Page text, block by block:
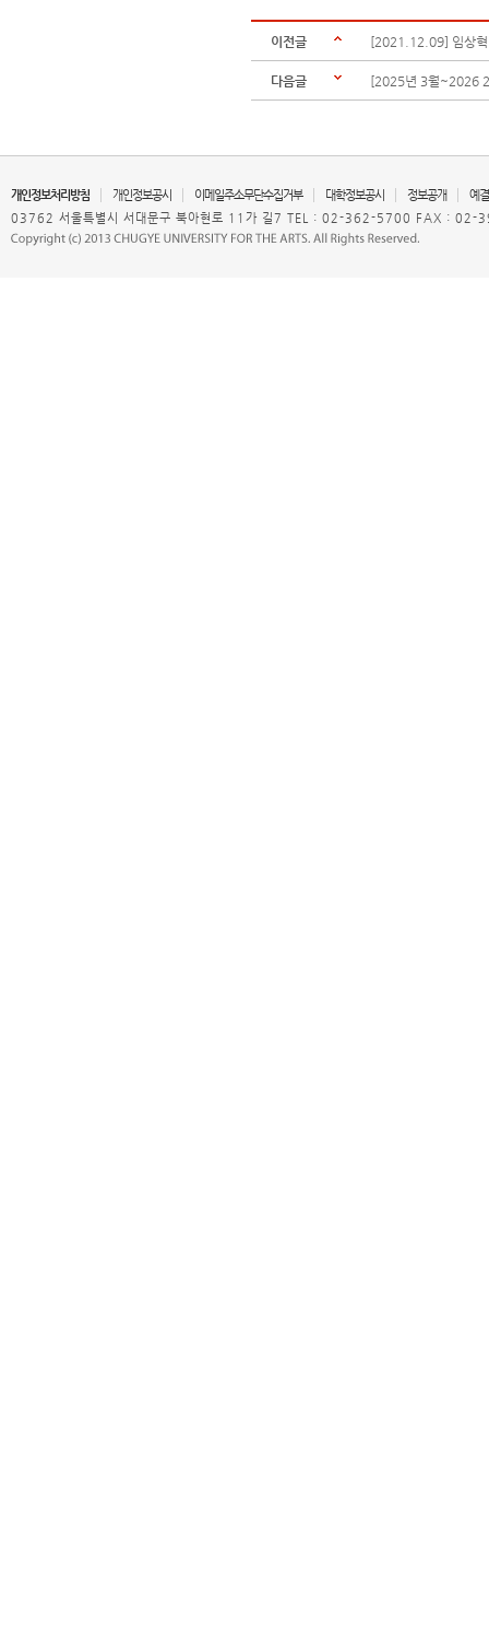
이전글 [2021.12.09] 임상혁
다음글 [2025년 3월~2026
개인정보처리방침 개인정보공시 이메일주소무단수집거부 대학정보공시 정보공개
예
03762 서울특별시 서대문구 북아현로 11가 길7 TEL : 02-362-5700 FAX : 02-